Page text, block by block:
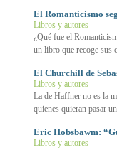
El Romanticismo
Libros y autores
¿Qué fue el
un libro que recoge sus
El Churchill de
Libros y autores
La de Haffner no es la
quienes quieran pasar
Eric Hobsbawm:
Libros y autores